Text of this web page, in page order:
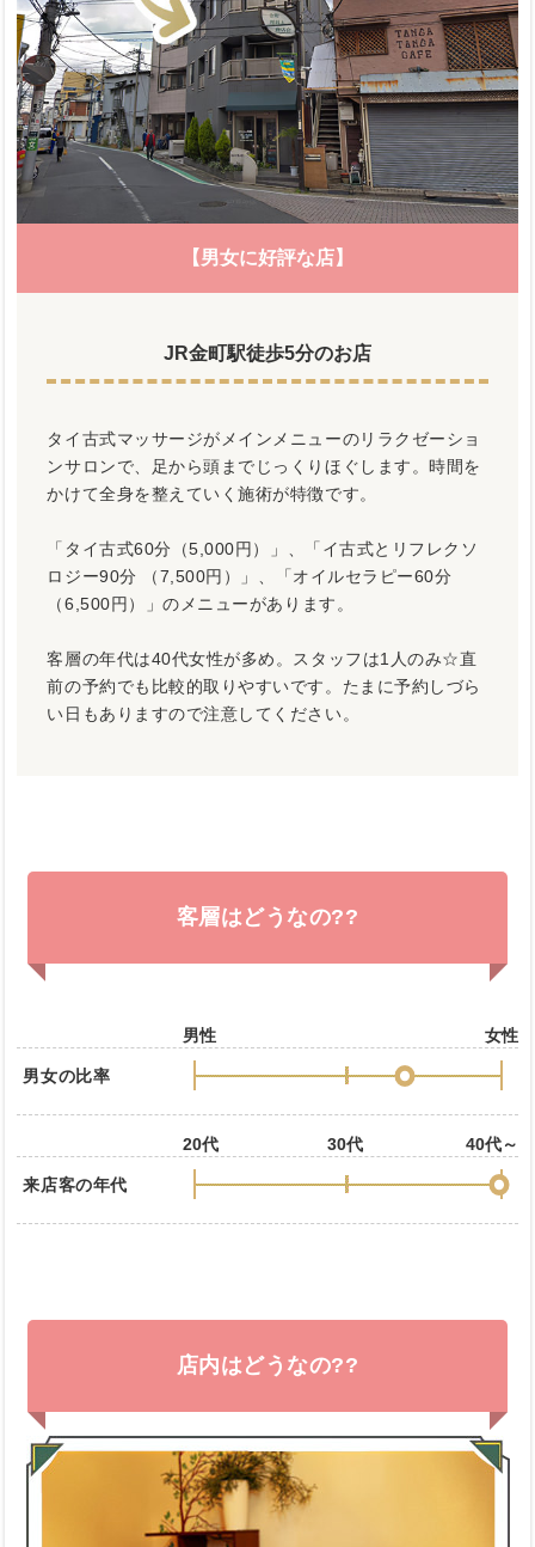
【男女に好評な店】
JR金町駅徒歩5分のお店
タイ古式マッサージがメインメニューのリラクゼーショ
ンサロンで、足から頭までじっくりほぐします。時間を
かけて全身を整えていく施術が特徴です。
「タイ古式60分（5,000円）」、「イ古式とリフレクソ
ロジー90分 （7,500円）」、「オイルセラピー60分
（6,500円）」のメニューがあります。
客層の年代は40代女性が多め。スタッフは1人のみ☆直
前の予約でも比較的取りやすいです。たまに予約しづら
い日もありますので注意してください。
客層はどうなの??
男性 女性
男女の比率
20代 30代 40代～
来店客の年代
店内はどうなの??